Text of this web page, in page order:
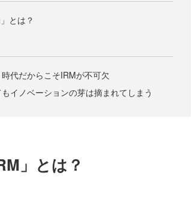
とは？
代だからこそIRMが不可欠
イノベーションの芽は摘まれてしまう
」とは？